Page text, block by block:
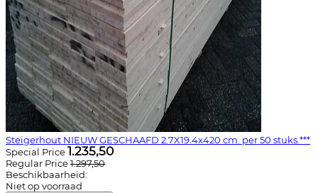
Steigerhout NIEUW GESCHAAFD 2.7X19.4x420 cm. per 50 stuks.***
Special Price1.235,50
Regular Price1.297,50
Beschikbaarheid:
Niet op voorraad